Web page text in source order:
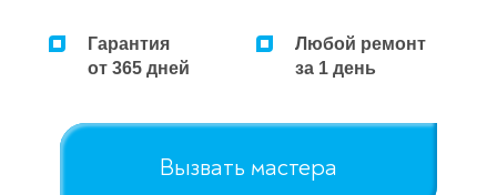
Гарантия
от 365 дней
Любой ремонт
за 1 день
Вызвать мастера